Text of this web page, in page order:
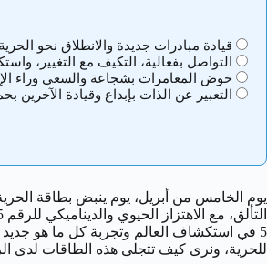
قيادة مبادرات جديدة والانطلاق نحو
التواصل بفعالية، التكيف مع التغيير،
خوض المغامرات بشجاعة والسعي وراء
التعبير عن الذات بإبداع وقيادة الآخرين
يوم الخامس من أبريل، يوم ينبض بطاقة
التألق، مع الاهتزاز الحيوي والديناميكي للرقم 5
5 في استكشاف العالم وتجربة كل ما هو
للحرية، ونرى كيف تتجلى هذه الطاقات لدى